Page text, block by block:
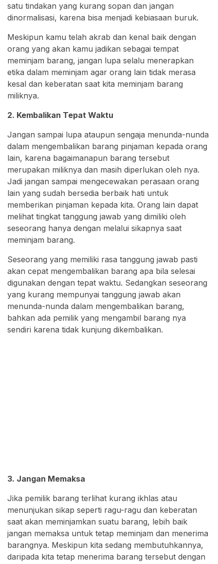
satu tindakan yang kurang sopan dan jangan
dinormalisasi, karena bisa menjadi kebiasaan buruk.
Meskipun kamu telah akrab dan kenal baik dengan
orang yang akan kamu jadikan sebagai tempat
meminjam barang, jangan lupa selalu menerapkan
etika dalam meminjam agar orang lain tidak merasa
kesal dan keberatan saat kita meminjam barang
miliknya.
2. Kembalikan Tepat Waktu
Jangan sampai lupa ataupun sengaja menunda-nunda
dalam mengembalikan barang pinjaman kepada orang
lain, karena bagaimanapun barang tersebut
merupakan miliknya dan masih diperlukan oleh nya.
Jadi jangan sampai mengecewakan perasaan orang
lain yang sudah bersedia berbaik hati untuk
memberikan pinjaman kepada kita. Orang lain dapat
melihat tingkat tanggung jawab yang dimiliki oleh
seseorang hanya dengan melalui sikapnya saat
meminjam barang.
Seseorang yang memiliki rasa tanggung jawab pasti
akan cepat mengembalikan barang apa bila selesai
digunakan dengan tepat waktu. Sedangkan seseorang
yang kurang mempunyai tanggung jawab akan
menunda-nunda dalam mengembalikan barang,
bahkan ada pemilik yang mengambil barang nya
sendiri karena tidak kunjung dikembalikan.
3. Jangan Memaksa
Jika pemilik barang terlihat kurang ikhlas atau
menunjukan sikap seperti ragu-ragu dan keberatan
saat akan meminjamkan suatu barang, lebih baik
jangan memaksa untuk tetap meminjam dan menerima
barangnya. Meskipun kita sedang membutuhkannya,
daripada kita tetap menerima barang tersebut dengan